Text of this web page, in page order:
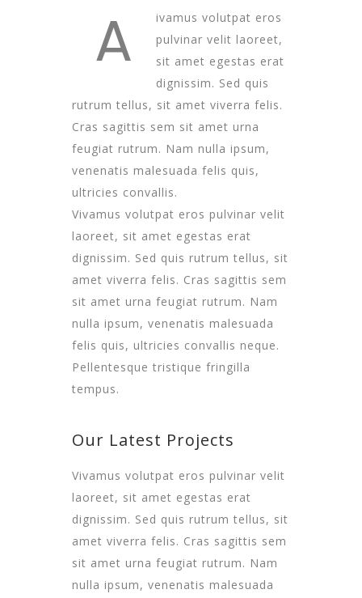
A
ivamus volutpat eros
pulvinar velit laoreet,
sit amet egestas erat
dignissim. Sed quis
rutrum tellus, sit amet viverra felis.
Cras sagittis sem sit amet urna
feugiat rutrum. Nam nulla ipsum,
venenatis malesuada felis quis,
ultricies convallis.
Vivamus volutpat eros pulvinar velit
laoreet, sit amet egestas erat
dignissim. Sed quis rutrum tellus, sit
amet viverra felis. Cras sagittis sem
sit amet urna feugiat rutrum. Nam
nulla ipsum, venenatis malesuada
felis quis, ultricies convallis neque.
Pellentesque tristique fringilla
tempus.
Our Latest Projects
Vivamus volutpat eros pulvinar velit
laoreet, sit amet egestas erat
dignissim. Sed quis rutrum tellus, sit
amet viverra felis. Cras sagittis sem
sit amet urna feugiat rutrum. Nam
nulla ipsum, venenatis malesuada